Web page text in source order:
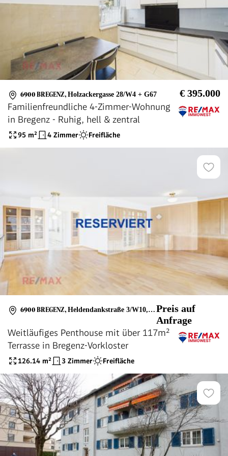
6900 BREGENZ, Holzackergasse 28/W4 + G67 € 395.000
Familienfreundliche 4-Zimmer-Wohnung
in Bregenz - Ruhig, hell & zentral
95 m² 4 Zimmer Freifläche
6900 BREGENZ, Heldendankstraße 3/W10, W11, TG22
Preis auf
Anfrage
Weitläufiges Penthouse mit über 117m²
Terrasse in Bregenz-Vorkloster
126.14 m² 3 Zimmer Freifläche